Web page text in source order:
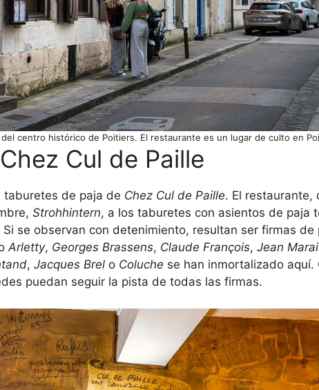
centro histórico de Poitiers. El restaurante es un lugar de culto en
Cul de Paille
taburetes de paja de Chez Cul de Paille. El restaurante,
Strohhintern, a los taburetes con asientos de paja
se observan con detenimiento, resultan ser firmas de
Arletty, Georges Brassens, Claude François, Jean
, Jacques Brel o Coluche se han inmortalizado aquí.
puedan seguir la pista de todas las firmas.